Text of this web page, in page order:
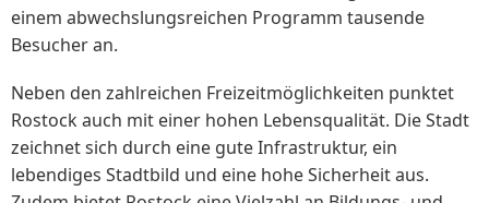
einem abwechslungsreichen Programm tausende
Besucher an.
Neben den zahlreichen Freizeitmöglichkeiten punktet
Rostock auch mit einer hohen Lebensqualität. Die Stadt
zeichnet sich durch eine gute Infrastruktur, ein
lebendiges Stadtbild und eine hohe Sicherheit aus.